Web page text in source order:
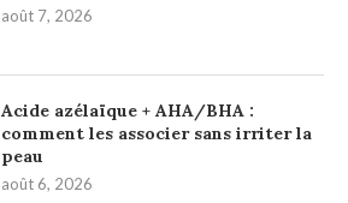
août 7, 2026
Acide azélaïque + AHA/BHA :
comment les associer sans irriter la
peau
août 6, 2026